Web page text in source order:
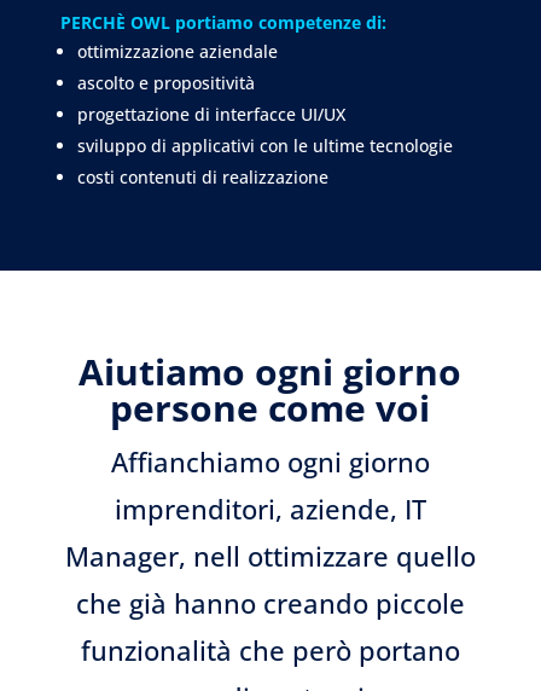
PERCHÈ OWL portiamo competenze di:
ottimizzazione aziendale
ascolto e propositività
progettazione di interfacce UI/UX
sviluppo di applicativi con le ultime tecnologie
costi contenuti di realizzazione
Aiutiamo ogni giorno
persone come voi
Affianchiamo ogni giorno
imprenditori, aziende, IT
Manager, nell ottimizzare quello
che già hanno creando piccole
funzionalità che però portano